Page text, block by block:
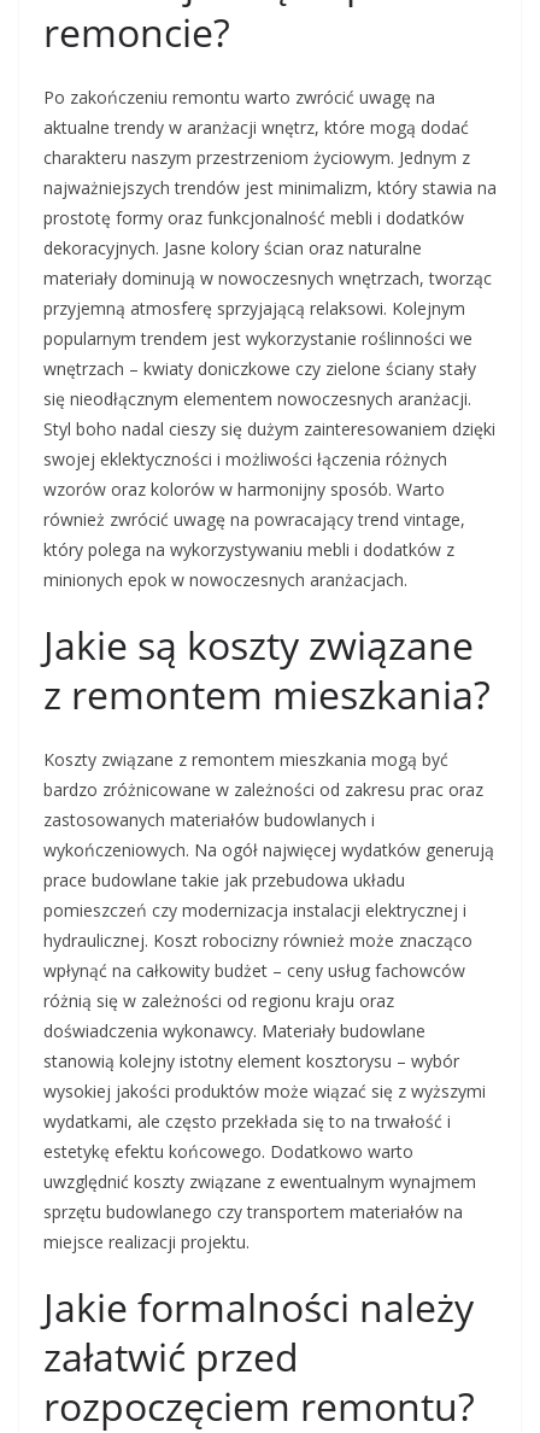
remoncie?
Po zakończeniu remontu warto zwrócić uwagę na
aktualne trendy w aranżacji wnętrz, które mogą dodać
charakteru naszym przestrzeniom życiowym. Jednym z
najważniejszych trendów jest minimalizm, który stawia na
prostotę formy oraz funkcjonalność mebli i dodatków
dekoracyjnych. Jasne kolory ścian oraz naturalne
materiały dominują w nowoczesnych wnętrzach, tworząc
przyjemną atmosferę sprzyjającą relaksowi. Kolejnym
popularnym trendem jest wykorzystanie roślinności we
wnętrzach – kwiaty doniczkowe czy zielone ściany stały
się nieodłącznym elementem nowoczesnych aranżacji.
Styl boho nadal cieszy się dużym zainteresowaniem dzięki
swojej eklektyczności i możliwości łączenia różnych
wzorów oraz kolorów w harmonijny sposób. Warto
również zwrócić uwagę na powracający trend vintage,
który polega na wykorzystywaniu mebli i dodatków z
minionych epok w nowoczesnych aranżacjach.
Jakie są koszty związane
z remontem mieszkania?
Koszty związane z remontem mieszkania mogą być
bardzo zróżnicowane w zależności od zakresu prac oraz
zastosowanych materiałów budowlanych i
wykończeniowych. Na ogół najwięcej wydatków generują
prace budowlane takie jak przebudowa układu
pomieszczeń czy modernizacja instalacji elektrycznej i
hydraulicznej. Koszt robocizny również może znacząco
wpłynąć na całkowity budżet – ceny usług fachowców
różnią się w zależności od regionu kraju oraz
doświadczenia wykonawcy. Materiały budowlane
stanowią kolejny istotny element kosztorysu – wybór
wysokiej jakości produktów może wiązać się z wyższymi
wydatkami, ale często przekłada się to na trwałość i
estetykę efektu końcowego. Dodatkowo warto
uwzględnić koszty związane z ewentualnym wynajmem
sprzętu budowlanego czy transportem materiałów na
miejsce realizacji projektu.
Jakie formalności należy
załatwić przed
rozpoczęciem remontu?